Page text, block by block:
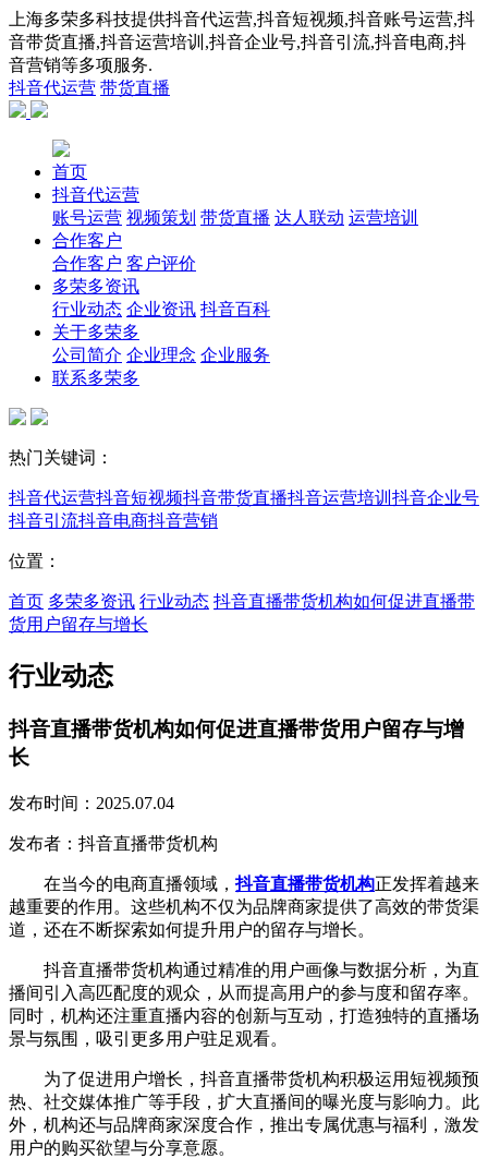
上海多荣多科技提供抖音代运营,抖音短视频,抖音账号运营,抖
音带货直播,抖音运营培训,抖音企业号,抖音引流,抖音电商,抖
音营销等多项服务.
抖音代运营 带货直播
首页
抖音代运营
账号运营 视频策划 带货直播 达人联动 运营培训
合作客户
合作客户 客户评价
多荣多资讯
行业动态 企业资讯 抖音百科
关于多荣多
公司简介 企业理念 企业服务
联系多荣多
热门关键词：
抖音代运营抖音短视频抖音带货直播抖音运营培训 抖音企业号
抖音引流抖音电商抖音营销
位置：
首页 多荣多资讯 行业动态 抖音直播带货机构如何促进直播带
货用户留存与增长
行业动态
抖音直播带货机构如何促进直播带货用户留存与增
长
发布时间：2025.07.04
发布者：抖音直播带货机构
在当今的电商直播领域，抖音直播带货机构正发挥着越来
越重要的作用。这些机构不仅为品牌商家提供了高效的带货渠
道，还在不断探索如何提升用户的留存与增长。
抖音直播带货机构通过精准的用户画像与数据分析，为直
播间引入高匹配度的观众，从而提高用户的参与度和留存率。
同时，机构还注重直播内容的创新与互动，打造独特的直播场
景与氛围，吸引更多用户驻足观看。
为了促进用户增长，抖音直播带货机构积极运用短视频预
热、社交媒体推广等手段，扩大直播间的曝光度与影响力。此
外，机构还与品牌商家深度合作，推出专属优惠与福利，激发
用户的购买欲望与分享意愿。